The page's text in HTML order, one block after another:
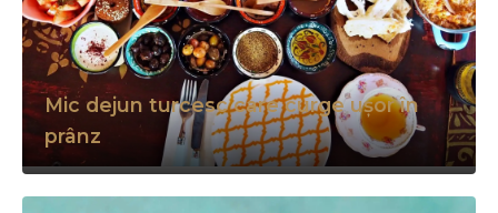
Mic dejun turcesc care curge ușor în
prânz